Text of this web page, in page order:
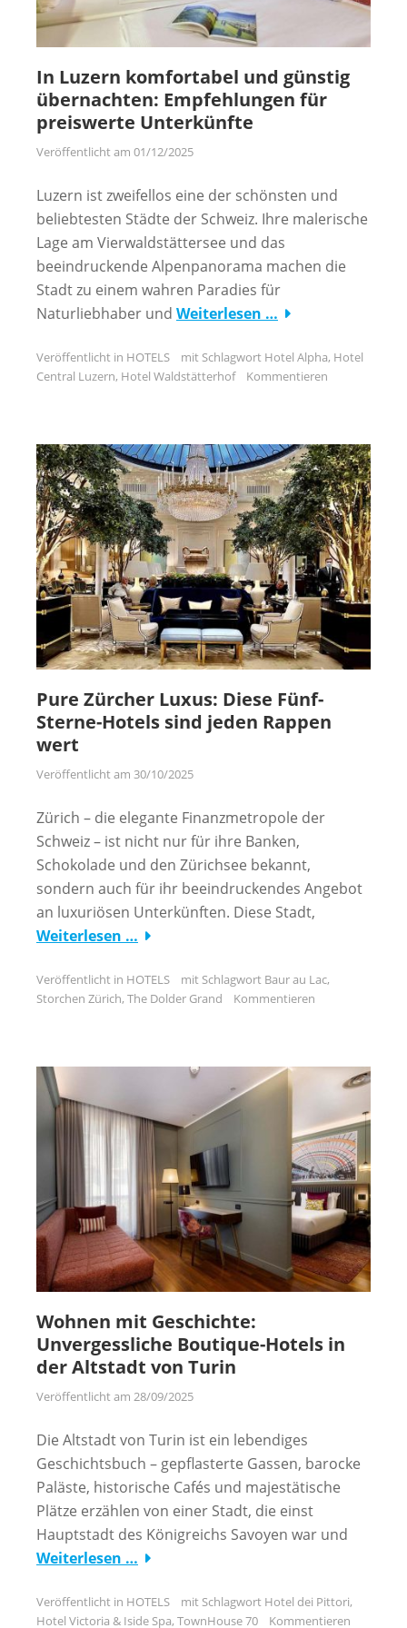
In Luzern komfortabel und günstig
übernachten: Empfehlungen für
preiswerte Unterkünfte
Veröffentlicht am 01/12/2025
Luzern ist zweifellos eine der schönsten und
beliebtesten Städte der Schweiz. Ihre malerische
Lage am Vierwaldstättersee und das
beeindruckende Alpenpanorama machen die
Stadt zu einem wahren Paradies für
Naturliebhaber und Weiterlesen …
Veröffentlicht in HOTELS mit Schlagwort Hotel Alpha, Hotel
Central Luzern, Hotel Waldstätterhof Kommentieren
Pure Zürcher Luxus: Diese Fünf-
Sterne-Hotels sind jeden Rappen
wert
Veröffentlicht am 30/10/2025
Zürich – die elegante Finanzmetropole der
Schweiz – ist nicht nur für ihre Banken,
Schokolade und den Zürichsee bekannt,
sondern auch für ihr beeindruckendes Angebot
an luxuriösen Unterkünften. Diese Stadt,
Weiterlesen …
Veröffentlicht in HOTELS mit Schlagwort Baur au Lac,
Storchen Zürich, The Dolder Grand Kommentieren
Wohnen mit Geschichte:
Unvergessliche Boutique-Hotels in
der Altstadt von Turin
Veröffentlicht am 28/09/2025
Die Altstadt von Turin ist ein lebendiges
Geschichtsbuch – gepflasterte Gassen, barocke
Paläste, historische Cafés und majestätische
Plätze erzählen von einer Stadt, die einst
Hauptstadt des Königreichs Savoyen war und
Weiterlesen …
Veröffentlicht in HOTELS mit Schlagwort Hotel dei Pittori,
Hotel Victoria & Iside Spa, TownHouse 70 Kommentieren